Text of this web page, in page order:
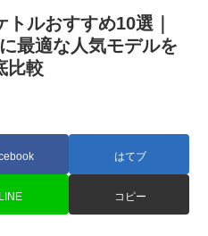
トルおすすめ10選｜
最適な人気モデルを
比較
はてブ
LINE コピー